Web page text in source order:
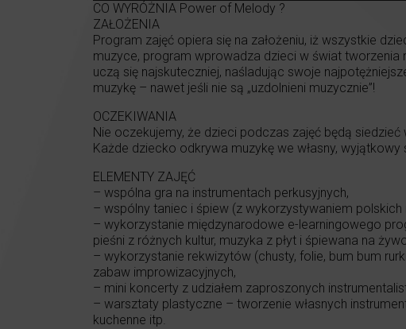
CO WYRÓŻNIA Power of Melody ?
ZAŁOŻENIA
Program zajęć opiera się na założeniu, iż wszystkie
muzyce, program wprowadza dzieci w świat tworzenia
uczą się najskuteczniej, naśladując swoje
muzykę – nawet jeśli nie są „uzdolnieni muzycznie”!
OCZEKIWANIA
Nie oczekujemy, że dzieci podczas zajęć będą
Każde dziecko odkrywa muzykę we własny, wyjątkowy
ELEMENTY ZAJĘĆ
– wspólna gra na instrumentach perkusyjnych,
– wspólny taniec i śpiew (z wykorzystywaniem
– wykorzystanie międzynarodowe e-learningowego
pieśni z różnych kultur, muzyka z płyt i śpiewana na
– wykorzystanie rekwizytów (chusty, folie, bum bum
zabaw improwizacyjnych,
– mini koncerty z udziałem zaproszonych
– warsztaty plastyczne – tworzenie własnych
kuchenne itp.